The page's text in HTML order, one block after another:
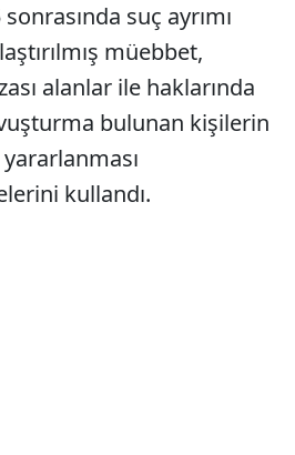
suç ayrımı
müebbet,
alanlar ile haklarında
bulunan kişilerin
kullandı.